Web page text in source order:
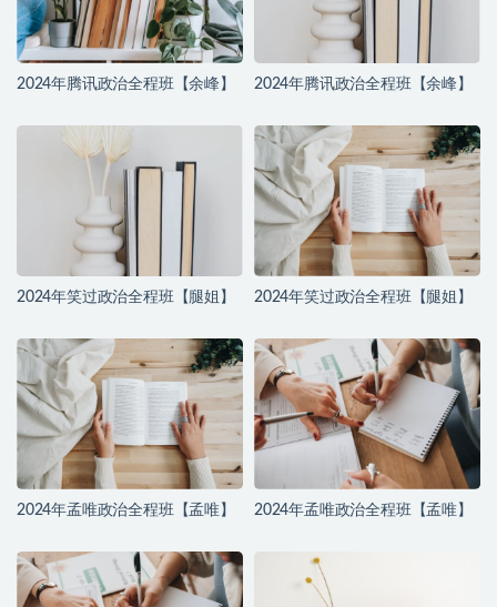
2024年腾讯政治全程班【余峰】 2024年腾讯政治全程班【余峰】
2024年笑过政治全程班【腿姐】 2024年笑过政治全程班【腿姐】
2024年孟唯政治全程班【孟唯】 2024年孟唯政治全程班【孟唯】